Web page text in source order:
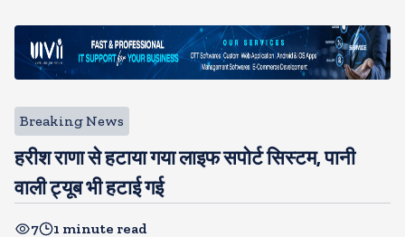
Breaking News
हरीश राणा से हटाया गया लाइफ सपोर्ट सिस्टम, पानी
वाली ट्यूब भी हटाई गई
7 1 minute read